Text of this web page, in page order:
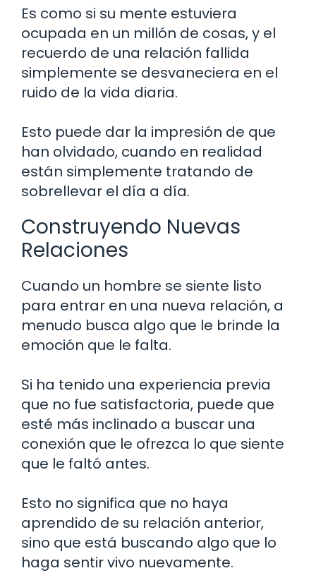
Es como si su mente estuviera
ocupada en un millón de cosas, y el
recuerdo de una relación fallida
simplemente se desvaneciera en el
ruido de la vida diaria.
Esto puede dar la impresión de que
han olvidado, cuando en realidad
están simplemente tratando de
sobrellevar el día a día.
Construyendo Nuevas
Relaciones
Cuando un hombre se siente listo
para entrar en una nueva relación, a
menudo busca algo que le brinde la
emoción que le falta.
Si ha tenido una experiencia previa
que no fue satisfactoria, puede que
esté más inclinado a buscar una
conexión que le ofrezca lo que siente
que le faltó antes.
Esto no significa que no haya
aprendido de su relación anterior,
sino que está buscando algo que lo
haga sentir vivo nuevamente.